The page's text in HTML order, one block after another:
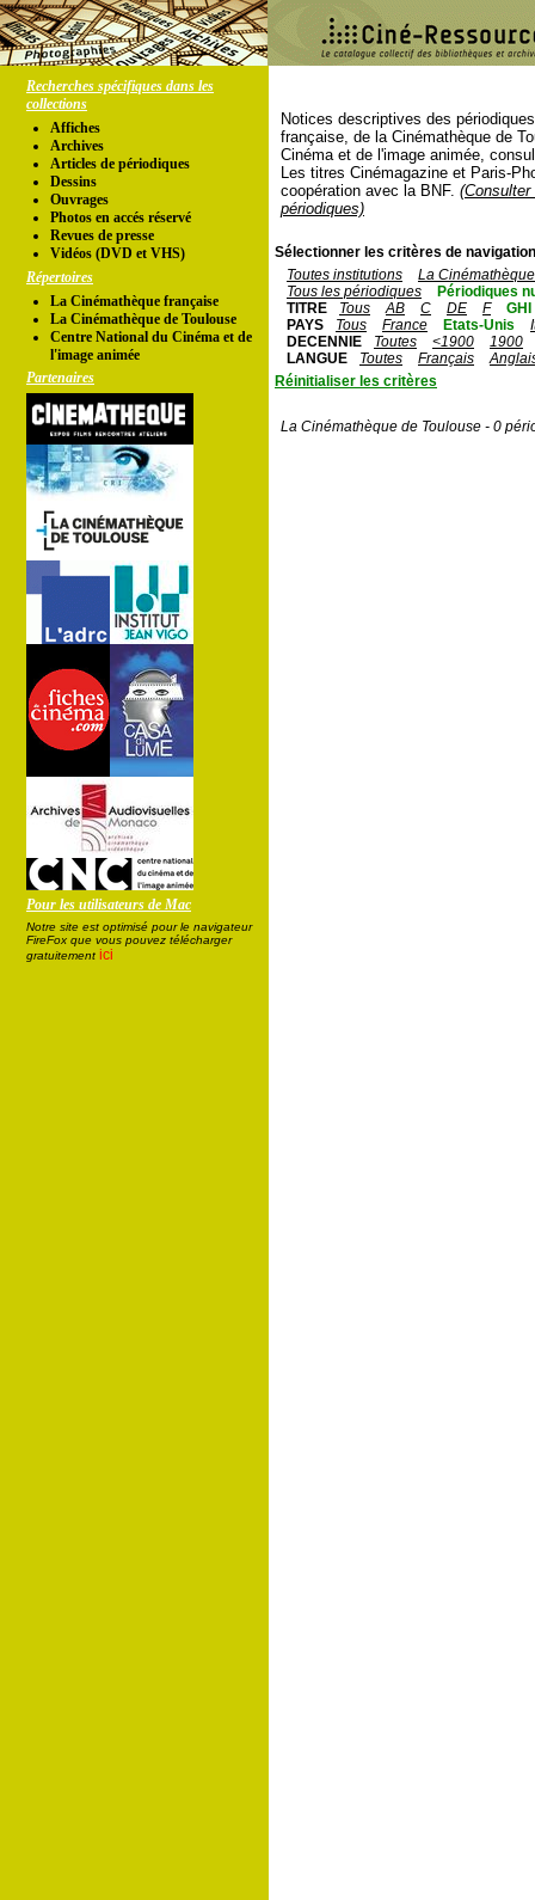
Recherches spécifiques dans les
collections
Affiches
Archives
Articles de périodiques
Dessins
Ouvrages
Photos en accés réservé
Revues de presse
Vidéos (DVD et VHS)
Répertoires
La Cinémathèque française
La Cinémathèque de Toulouse
Centre National du Cinéma et de
l'image animée
Partenaires
Pour les utilisateurs de Mac
Notre site est optimisé pour le navigateur
FireFox que vous pouvez télécharger
gratuitement ici
Notices descriptives des
française, de la Cinémathèque de
Cinéma et de l'image animée,
Les titres Cinémagazine et Paris-
coopération avec la BNF.
périodiques)
Sélectionner les critères de
Toutes institutions
La
Tous les périodiques
Périodiques
TITRE
Tous AB C DE F
GHI
PAYS
Tous France Etats-Unis
DECENNIE
Toutes <1900
1900
LANGUE
Toutes Français
Réinitialiser les critères
La Cinémathèque de Toulouse - 0